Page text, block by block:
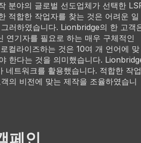
분야의 글로벌 선도업체가 선택한
적합한 작업자를 찾는 것은 어려운 일
러하였습니다. Lionbridge의 한 고객
연기자를 필요로 하는 매우 구체적인
컬라이즈하는 것은 10여 개 언어에 맞
한다는 것을 의미했습니다.
네트워크를 활용했습니다. 적합한 작업
의 비전에 맞는 제작을 조율하였습니
페인